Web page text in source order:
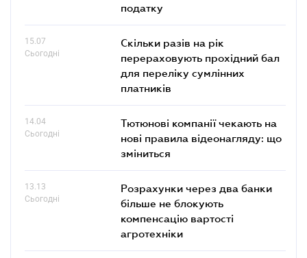
податку
15.07
Сьогодні
Скільки разів на рік
перераховують прохідний бал
для переліку сумлінних
платників
14.04
Сьогодні
Тютюнові компанії чекають на
нові правила відеонагляду: що
зміниться
13.13
Сьогодні
Розрахунки через два банки
більше не блокують
компенсацію вартості
агротехніки